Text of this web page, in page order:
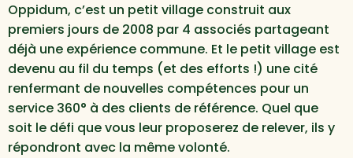
Oppidum, c’est un petit village construit aux
premiers jours de 2008 par 4 associés partageant
déjà une expérience commune. Et le petit village est
devenu au fil du temps (et des efforts !) une cité
renfermant de nouvelles compétences pour un
service 360° à des clients de référence. Quel que
soit le défi que vous leur proposerez de relever, ils y
répondront avec la même volonté.